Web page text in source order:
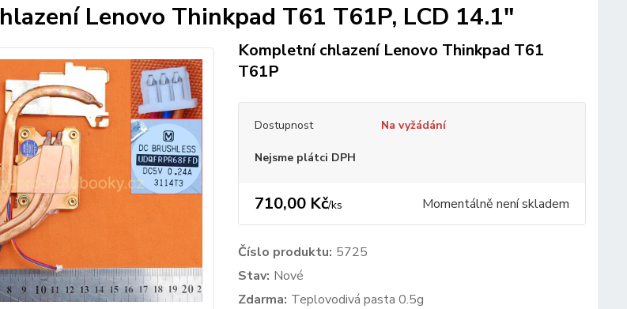
Lenovo Thinkpad T61 T61P, LCD 14.1"
Kompletní chlazení Lenovo Thinkpad T61
T61P
Dostupnost Na vyžádání
Nejsme plátci DPH
710,00 Kč/ks Momentálně není skladem
Číslo produktu: 5725
Stav: Nové
Zdarma: Teplovodivá pasta 0.5g